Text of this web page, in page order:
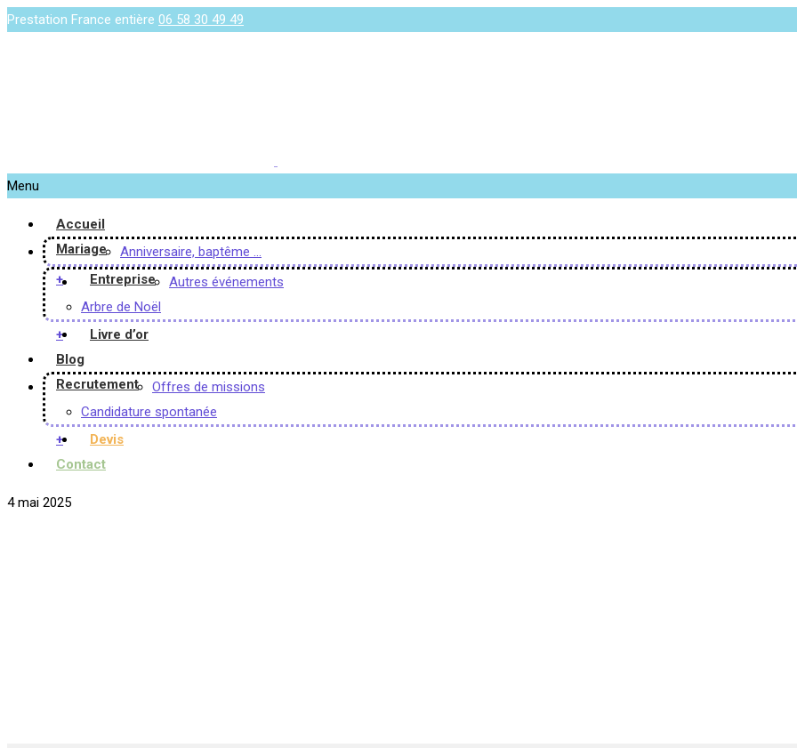
Prestation France entière 06 58 30 49 49
Menu
Accueil
Mariage
Anniversaire, baptême …
+
Entreprise
Autres événements
Arbre de Noël
+
Livre d’or
Blog
Recrutement
Offres de missions
Candidature spontanée
+
Devis
Contact
4 mai 2025